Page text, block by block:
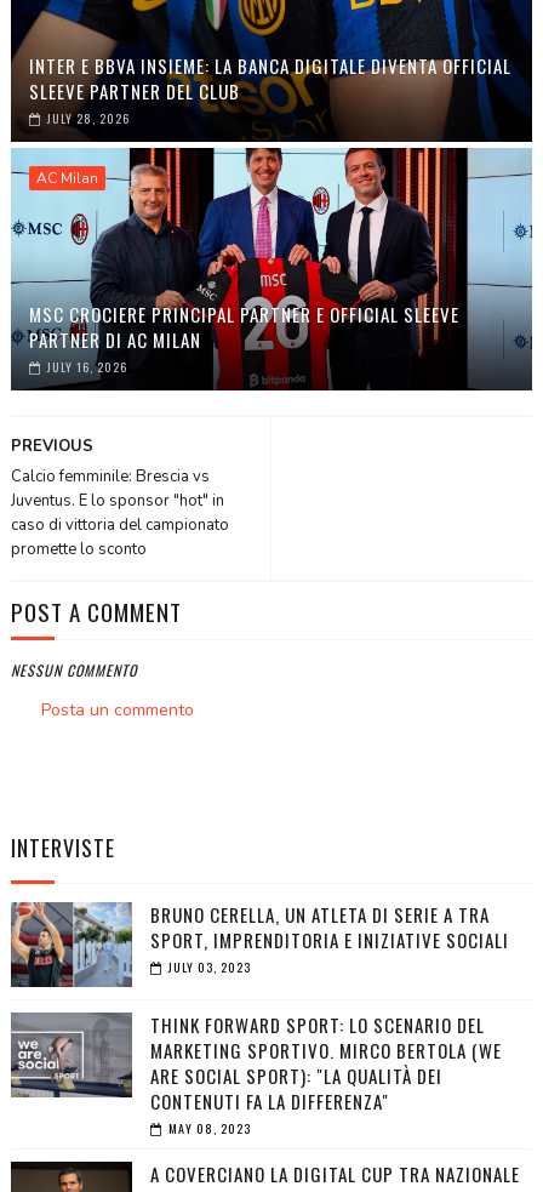
INTER E BBVA INSIEME: LA BANCA DIGITALE DIVENTA OFFICIAL
SLEEVE PARTNER DEL CLUB
JULY 28, 2026
AC Milan
MSC CROCIERE PRINCIPAL PARTNER E OFFICIAL SLEEVE
PARTNER DI AC MILAN
JULY 16, 2026
PREVIOUS
Calcio femminile: Brescia vs
Juventus. E lo sponsor "hot" in
caso di vittoria del campionato
promette lo sconto
POST A COMMENT
NESSUN COMMENTO
Posta un commento
INTERVISTE
BRUNO CERELLA, UN ATLETA DI SERIE A TRA
SPORT, IMPRENDITORIA E INIZIATIVE SOCIALI
JULY 03, 2023
THINK FORWARD SPORT: LO SCENARIO DEL
MARKETING SPORTIVO. MIRCO BERTOLA (WE
ARE SOCIAL SPORT): "LA QUALITÀ DEI
CONTENUTI FA LA DIFFERENZA"
MAY 08, 2023
A COVERCIANO LA DIGITAL CUP TRA NAZIONALE